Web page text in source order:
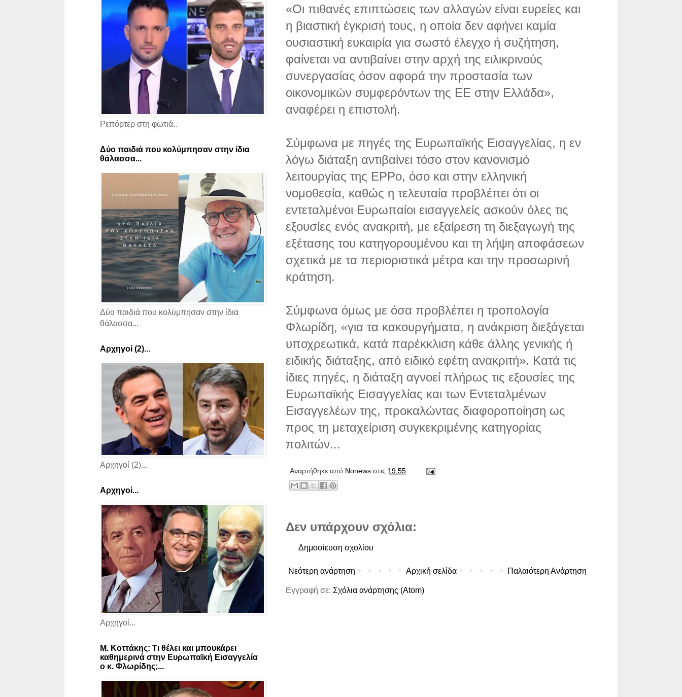
«Οι πιθανές επιπτώσεις των αλλαγών είναι ευρείες και
η βιαστική έγκρισή τους, η οποία δεν αφήνει καμία
ουσιαστική ευκαιρία για σωστό έλεγχο ή συζήτηση,
φαίνεται να αντιβαίνει στην αρχή της ειλικρινούς
συνεργασίας όσον αφορά την προστασία των
οικονομικών συμφερόντων της ΕΕ στην Ελλάδα»,
αναφέρει η επιστολή.
Σύμφωνα με πηγές της Ευρωπαϊκής Εισαγγελίας, η εν
λόγω διάταξη αντιβαίνει τόσο στον κανονισμό
λειτουργίας της EPPo, όσο και στην ελληνική
νομοθεσία, καθώς η τελευταία προβλέπει ότι οι
εντεταλμένοι Ευρωπαίοι εισαγγελείς ασκούν όλες τις
εξουσίες ενός ανακριτή, με εξαίρεση τη διεξαγωγή της
εξέτασης του κατηγορουμένου και τη λήψη αποφάσεων
σχετικά με τα περιοριστικά μέτρα και την προσωρινή
κράτηση.
Σύμφωνα όμως με όσα προβλέπει η τροπολογία
Φλωρίδη, «για τα κακουργήματα, η ανάκριση διεξάγεται
υποχρεωτικά, κατά παρέκκλιση κάθε άλλης γενικής ή
ειδικής διάταξης, από ειδικό εφέτη ανακριτή». Κατά τις
ίδιες πηγές, η διάταξη αγνοεί πλήρως τις εξουσίες της
Ευρωπαϊκής Εισαγγελίας και των Εντεταλμένων
Εισαγγελέων της, προκαλώντας διαφοροποίηση ως
προς τη μεταχείριση συγκεκριμένης κατηγορίας
πολιτών...
Αναρτήθηκε από Νonews στις 19:55
Δεν υπάρχουν σχόλια:
Δημοσίευση σχολίου
Νεότερη ανάρτηση Παλαιότερη Ανάρτηση
Αρχική σελίδα
Εγγραφή σε: Σχόλια ανάρτησης (Atom)
Ρεπόρτερ στη φωτιά..
Δύο παιδιά που κολύμπησαν στην ίδια
θάλασσα...
Δύο παιδιά που κολύμπησαν στην ίδια
θάλασσα...
Αρχηγοί (2)...
Αρχηγοί (2)...
Αρχηγοί...
Αρχηγοί...
Μ. Κοττάκης: Τι θέλει και μπουκάρει
καθημερινά στην Ευρωπαϊκή Εισαγγελία
ο κ. Φλωρίδης;...